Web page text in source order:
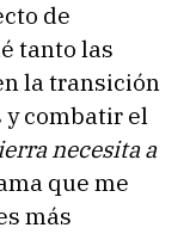
de
tanto las
la transición
y combatir el
necesita a
que me
más